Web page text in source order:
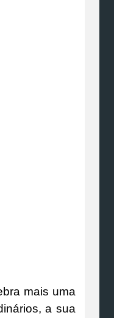
mais uma
a sua